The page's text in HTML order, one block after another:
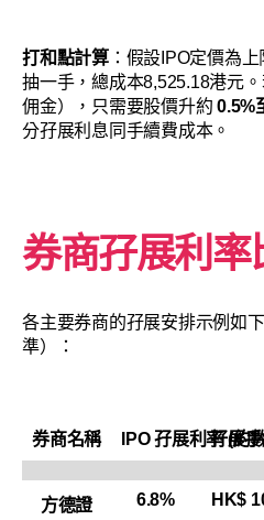
打和點計算：假設IPO定價為
抽一手，總成本8,525.18港元
佣金），只需要股價升約0.5%
分孖展利息同手續費成本。
券商孖展利率
各主要券商的孖展安排示例如
準）：
券商名稱 IPO 孖展利率 (約
孖展
方德證
6.8% HK$